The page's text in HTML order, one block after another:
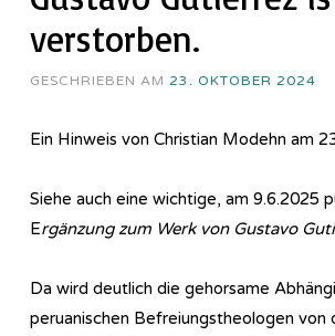
verstorben.
GESCHRIEBEN AM 23. OKTOBER 2024
Ein Hinweis von Christian Modehn am
Siehe auch eine wichtige, am 9.6.2025
Ergänzung zum Werk von Gustavo
Da wird deutlich die gehorsame
peruanischen Befreiungstheologen von